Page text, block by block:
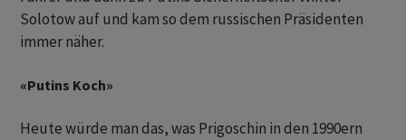
Solotow auf und kam so dem russischen Präsidenten
immer näher.
«Putins Koch»
Heute würde man das, was Prigoschin in den 1990ern